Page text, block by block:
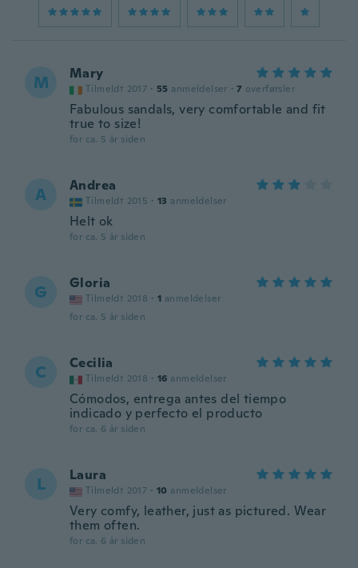
M Mary
Tilmeldt 2017 · 55 anmeldelser · 7 overførsler
Fabulous sandals, very comfortable and fit
true to size!
for ca. 5 år siden
A Andrea
Tilmeldt 2015 · 13 anmeldelser
Helt ok
for ca. 5 år siden
G Gloria
Tilmeldt 2018 · 1 anmeldelser
for ca. 5 år siden
C Cecilia
Tilmeldt 2018 · 16 anmeldelser
Cómodos, entrega antes del tiempo
indicado y perfecto el producto
for ca. 6 år siden
L Laura
Tilmeldt 2017 · 10 anmeldelser
Very comfy, leather, just as pictured. Wear
them often.
for ca. 6 år siden